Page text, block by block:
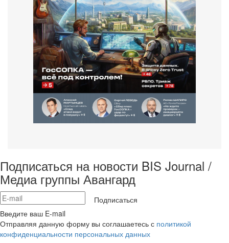
Подписаться на новости BIS Journal /
Медиа группы Авангард
Подписаться
Введите ваш E-mail
Отправляя данную форму вы соглашаетесь с политикой
конфиденциальности персональных данных